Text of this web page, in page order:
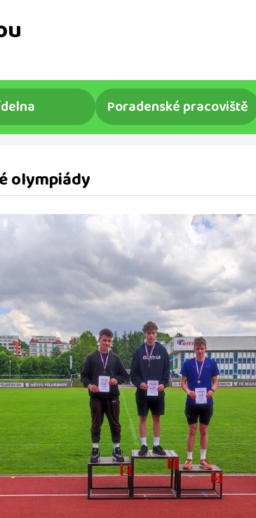
Poradenské pracoviště
olympiády